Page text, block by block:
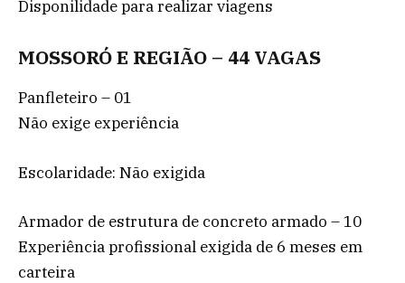
Disponilidade para realizar viagens
MOSSORÓ E REGIÃO – 44 VAGAS
Panfleteiro – 01
Não exige experiência
Escolaridade: Não exigida
Armador de estrutura de concreto armado – 10
Experiência profissional exigida de 6 meses em
carteira